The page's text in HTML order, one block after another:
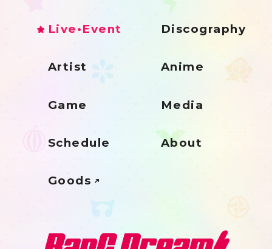
Live•Event Discography
Artist Anime
Game Media
Schedule About
Goods